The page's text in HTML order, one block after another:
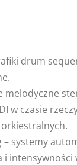
drum
melodyczne
w czasie
systemy
intensywności